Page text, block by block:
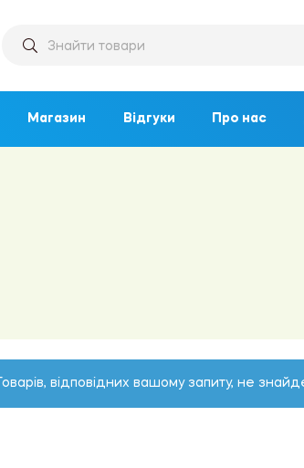
Магазин Відгуки Про нас
Товарів, відповідних вашому запиту, не